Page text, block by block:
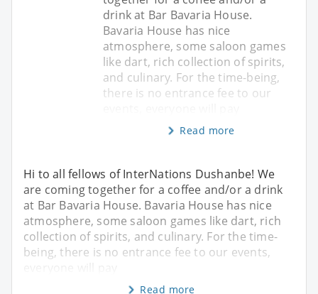
drink at Bar Bavaria House.
Bavaria House has nice
atmosphere, some saloon games
like dart, rich collection of spirits,
and culinary. For the time-being,
there is no entrance fee to our
Read more
Hi to all fellows of InterNations Dushanbe! We
are coming together for a coffee and/or a drink
at Bar Bavaria House. Bavaria House has nice
atmosphere, some saloon games like dart, rich
collection of spirits, and culinary. For the time-
being, there is no entrance fee to our events,
Read more